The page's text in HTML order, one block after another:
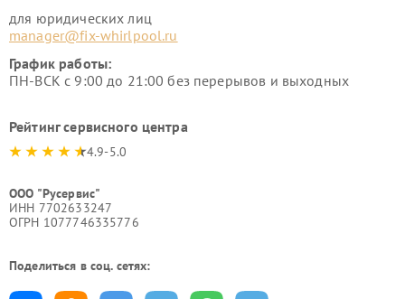
для юридических лиц
manager@fix-whirlpool.ru
График работы:
ПН-ВСК с 9:00 до 21:00 без перерывов и выходных
Рейтинг сервисного центра
4.9-5.0
ООО "Русервис"
ИНН 7702633247
ОГРН 1077746335776
Поделиться в соц. сетях: